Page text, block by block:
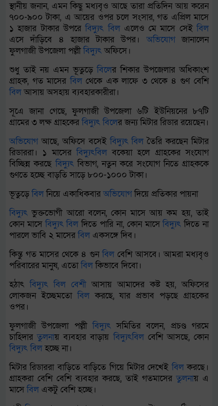
স্থানীয় জনান, এমন কিছু মধ্যবৃও আছে তারা প্রতিদিন আয় করেন
৭০০-৯০০ টাকা, এ আয়ের ওপর চলে সংসার, গত এপ্রিল মাসে
১ হাজার টাকার উপরেবিদ্যুৎ বিলএলেও মে মাসে সেইবিল
এসে দাঁড়িবে ৪ হাজার টাকার উপর।অভিযোগজানালেন
ফুলগাজী উপজেলা পল্লীবিদ্যুৎঅফিসে।
শুধু তাই নয় এমন ভূতুড়েবিলের শিকার উপজেলার অধিকাংশ
গ্রাহক, গত মাসেরবিলথেকে এক লাফে ৩ থেকে ৪ গুণ বেশি
বিলআসায় অসহায় ব্যবহারকারীরা।
সূএে জানা গেছে, ফুলগাজী উপজেলা ৬টি ইউনিয়নের ৮৭টি
গ্রামের ৩ লক্ষ গ্রাহকেরবিদ্যুৎ বিলের জন্য মিটার রিডার রয়েছেন।
অভিযোগআছে, অফিসে বসেইবিদ্যুৎ বিল তৈরি করছেন মিটার
রিডাররা। ১ মাসেরবিদ্যুৎবিলবকেয়া হলে গ্রাহকের সংযোগ
বিচ্ছিন্ন করছেবিদ্যুৎবিভাগ, নতুন করে সংযোগ নিতে গ্রাহককে
গুণতে হচ্ছে বাড়তি সাড়ে ৮০০-১০০০ টাকা।
ভূতুড়েবিলনিয়ে একাধিকবারঅভিযোগদিয়ে প্রতিকার পায়না
বিদ্যুৎ ভুক্তভোগী আরো বলেন, কোন মাসে আয় কম হয়, তাই
কোন মাসেবিদ্যুৎ বিল দিতে পারি না, কোন মাসেবিদ্যুৎ দিতে না
পারলে ভাবি ২ মাসেরবিল একসঙ্গে দিব।
কিন্তু গত মাসের থেকে ৪ গুনবিল বেশি আসবে। আমরা মধ্যবৃও
পরিবারের মানুষ, এতোবিলকিভাবে দিবো।
হঠাৎবিদ্যুৎ বিল বেশীআসায় আমাদের কষ্ট হয়, অফিসের
লোকজন ইচ্ছেমতোবিলকরছে, যার প্রভাব পড়ছে গ্রাহকের
ওপর।
ফুলগাজী উপজেলা পল্লীবিদ্যুৎসমিতির বলেন, প্রচণ্ড গরমে
চাহিদারতুলনায় ব্যবহার বাড়ায়বিদ্যুৎবিলবেশি আসছে, কোন
বিদ্যুৎ বিলহচ্ছে না।
মিটার রিডাররা বাড়িতে বাড়িতে গিয়ে মিটার দেখেইবিলকরছে।
গ্রাহকরা বেশি বেশি ব্যবহার করছে, তাই গতমাসেরতুলনায় এ
মাসেবিল একটু বেশি হচ্ছে।